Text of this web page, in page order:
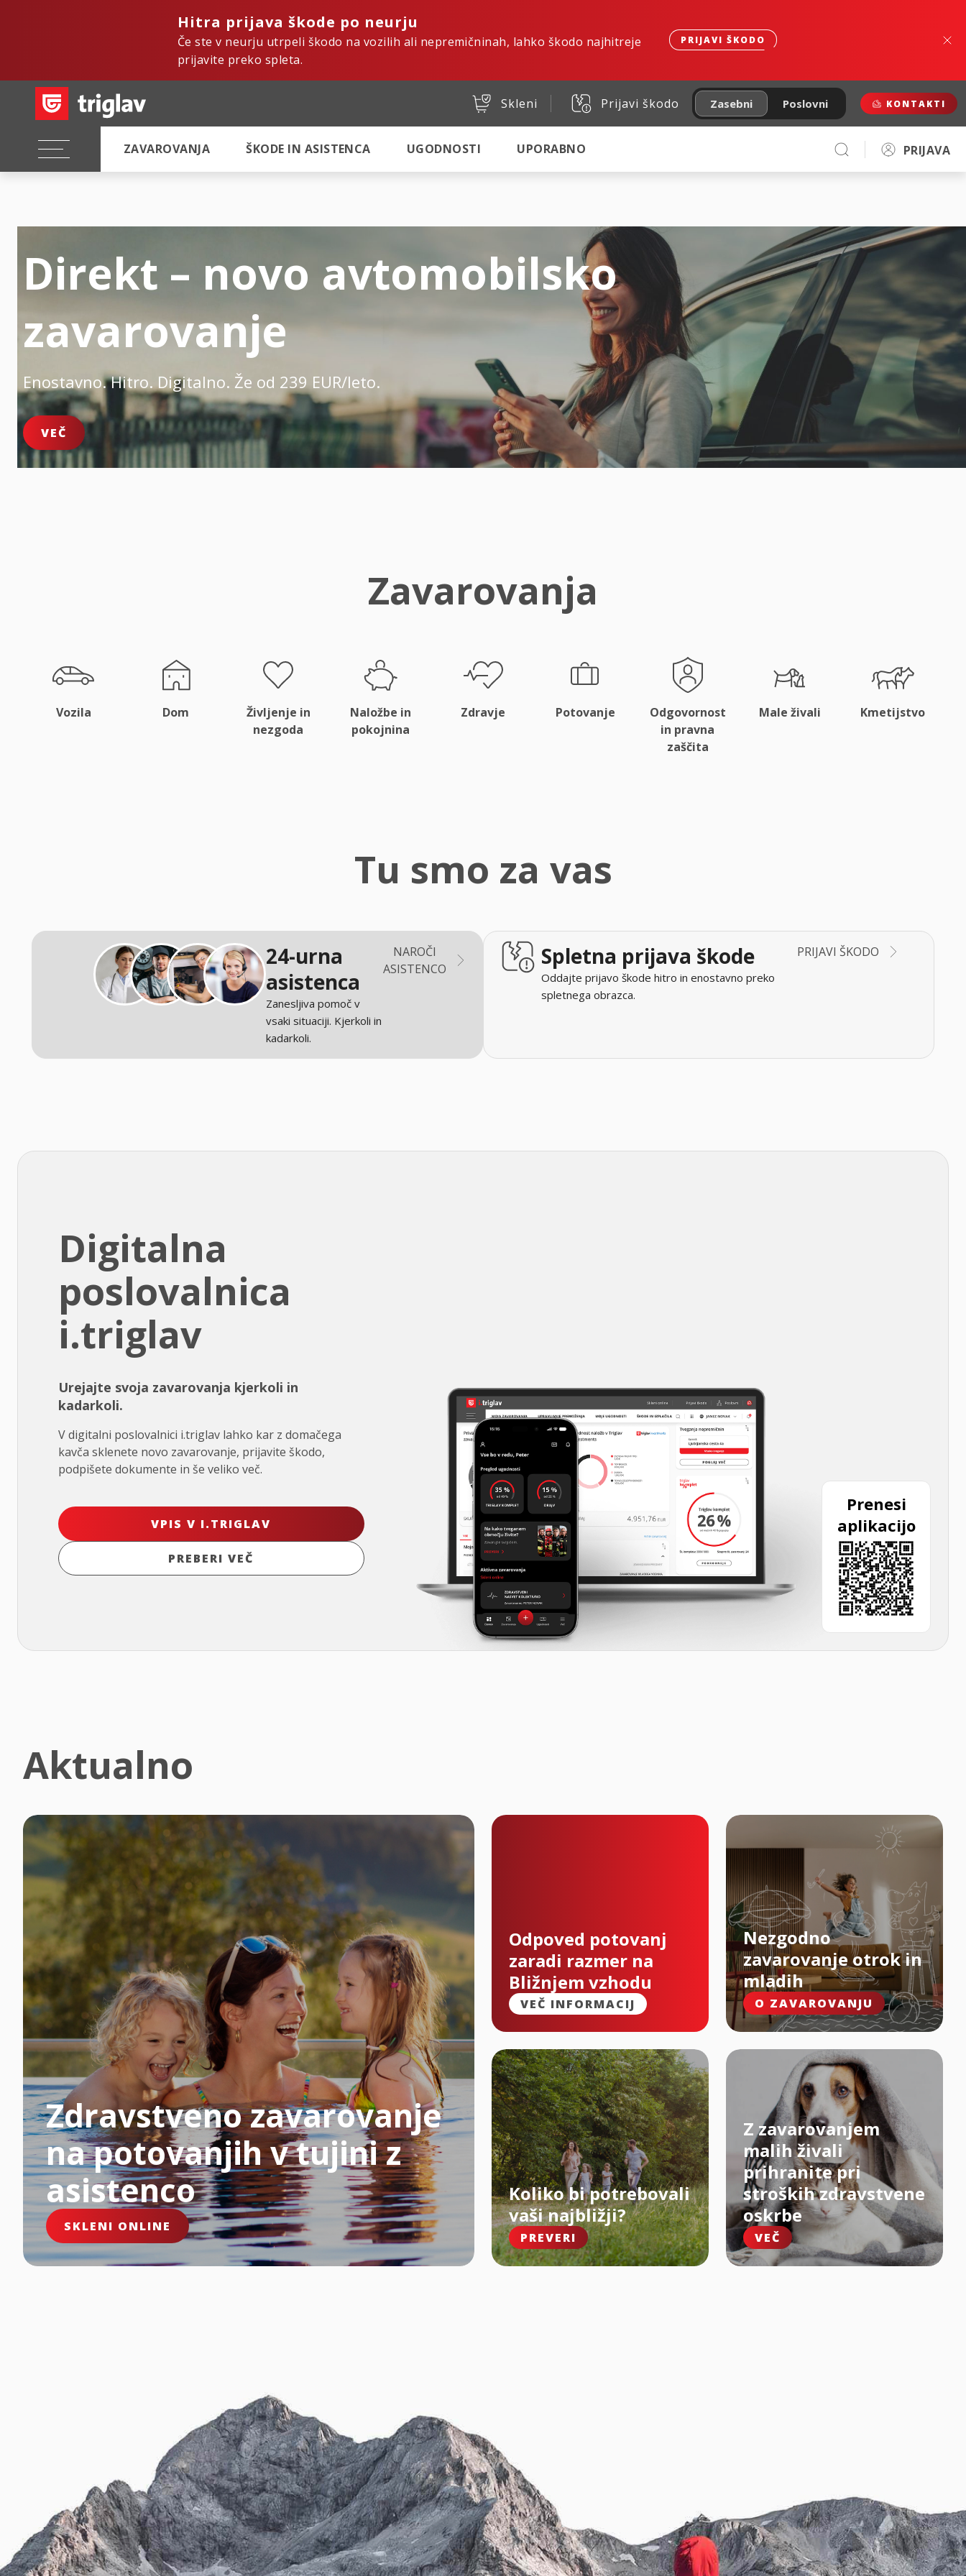
Hitra prijava škode po neurju
Če ste v neurju utrpeli škodo na vozilih ali nepremičninah, lahko škodo najhitreje
prijavite preko spleta.
PRIJAVI ŠKODO
Skleni Prijavi škodo Zasebni Poslovni KONTAKTI
ZAVAROVANJA ŠKODE IN ASISTENCA UGODNOSTI UPORABNO PRIJAVA
Direkt – novo avtomobilsko
zavarovanje
Enostavno. Hitro. Digitalno. Že od 239 EUR/leto.
VEČ
Zavarovanja
Vozila Dom
Življenje in
nezgoda
Naložbe in
pokojnina
Zdravje Potovanje
Odgovornost
in pravna
zaščita
Male živali Kmetijstvo
Tu smo za vas
24-urna
asistenca
Zanesljiva pomoč v
vsaki situaciji. Kjerkoli in
kadarkoli.
NAROČI
ASISTENCO
Spletna prijava škode
Oddajte prijavo škode hitro in enostavno preko
spletnega obrazca.
PRIJAVI ŠKODO
Digitalna
poslovalnica
i.triglav
Urejajte svoja zavarovanja kjerkoli in
kadarkoli.
V digitalni poslovalnici i.triglav lahko kar z domačega
kavča sklenete novo zavarovanje, prijavite škodo,
podpišete dokumente in še veliko več.
VPIS V I.TRIGLAV
PREBERI VEČ
Prenesi
aplikacijo
Aktualno
Zdravstveno zavarovanje
na potovanjih v tujini z
asistenco
SKLENI ONLINE
Odpoved potovanj
zaradi razmer na
Bližnjem vzhodu
VEČ INFORMACIJ
Nezgodno
zavarovanje otrok in
mladih
O ZAVAROVANJU
Koliko bi potrebovali
vaši najbližji?
PREVERI
Z zavarovanjem
malih živali
prihranite pri
stroških zdravstvene
oskrbe
VEČ